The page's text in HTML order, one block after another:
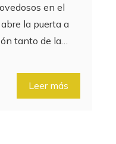
en el
la puerta a
tanto de la…
Leer más